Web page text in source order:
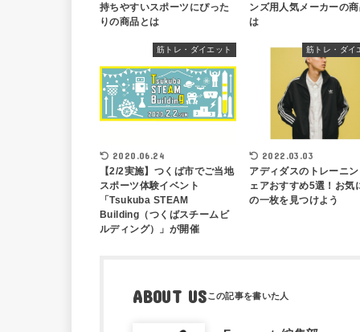
持ちやすいスポーツにぴった
りの商品とは
ンズ用人気メーカーの
は
筋トレ・ダイエット
2020.06.24
【2/2実施】つくば市でご当地
スポーツ体験イベント
「Tsukuba STEAM
Building（つくばスチームビ
ルディング）」が開催
筋トレ・ダイ
2022.03.03
アディダスのトレーニ
ェアおすすめ5選！お気
の一枚を見つけよう
ABOUT US